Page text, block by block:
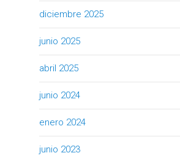
diciembre 2025
junio 2025
abril 2025
junio 2024
enero 2024
junio 2023